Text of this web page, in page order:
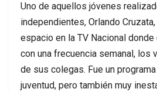
Uno de aquellos jóvenes
independientes, Orlando
espacio en la TV Nacional
con una frecuencia semanal, los
de sus colegas. Fue un
juventud, pero también muy